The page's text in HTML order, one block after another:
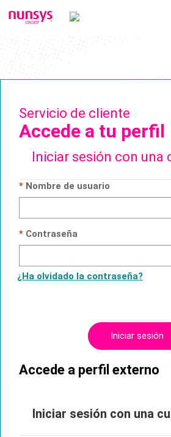
Servicio de cliente
Accede a tu perfil
Iniciar sesión con una
Nombre de usuario
Contraseña
¿Ha olvidado la contraseña?
Iniciar sesión
Accede a perfil externo
Iniciar sesión con una